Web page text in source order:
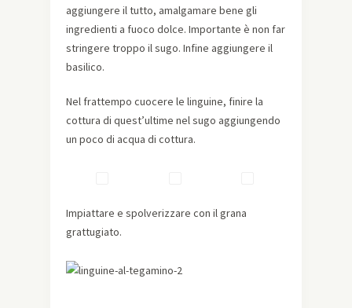
aggiungere il tutto, amalgamare bene gli
ingredienti a fuoco dolce. Importante è non far
stringere troppo il sugo. Infine aggiungere il
basilico.
Nel frattempo cuocere le linguine, finire la
cottura di quest’ultime nel sugo aggiungendo
un poco di acqua di cottura.
Impiattare e spolverizzare con il grana
grattugiato.